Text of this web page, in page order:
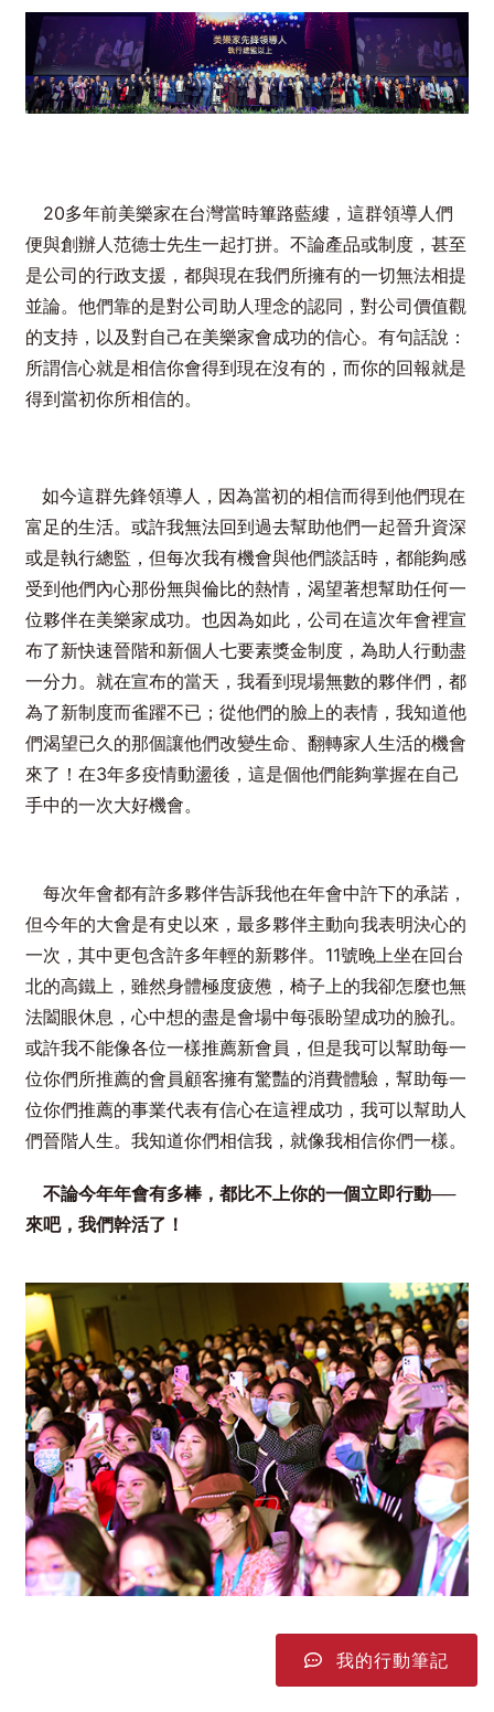
20多年前美樂家在台灣當時篳路藍縷，這群領導人們
便與創辦人范德士先生一起打拼。不論產品或制度，甚至
是公司的行政支援，都與現在我們所擁有的一切無法相提
並論。他們靠的是對公司助人理念的認同，對公司價值觀
的支持，以及對自己在美樂家會成功的信心。有句話說：
所謂信心就是相信你會得到現在沒有的，而你的回報就是
得到當初你所相信的。
如今這群先鋒領導人，因為當初的相信而得到他們現在
富足的生活。或許我無法回到過去幫助他們一起晉升資深
或是執行總監，但每次我有機會與他們談話時，都能夠感
受到他們內心那份無與倫比的熱情，渴望著想幫助任何一
位夥伴在美樂家成功。也因為如此，公司在這次年會裡宣
布了新快速晉階和新個人七要素獎金制度，為助人行動盡
一分力。就在宣布的當天，我看到現場無數的夥伴們，都
為了新制度而雀躍不已；從他們的臉上的表情，我知道他
們渴望已久的那個讓他們改變生命、翻轉家人生活的機會
來了！在3年多疫情動盪後，這是個他們能夠掌握在自己
手中的一次大好機會。
每次年會都有許多夥伴告訴我他在年會中許下的承諾，
但今年的大會是有史以來，最多夥伴主動向我表明決心的
一次，其中更包含許多年輕的新夥伴。11號晚上坐在回台
北的高鐵上，雖然身體極度疲憊，椅子上的我卻怎麼也無
法闔眼休息，心中想的盡是會場中每張盼望成功的臉孔。
或許我不能像各位一樣推薦新會員，但是我可以幫助每一
位你們所推薦的會員顧客擁有驚豔的消費體驗，幫助每一
位你們推薦的事業代表有信心在這裡成功，我可以幫助人
們晉階人生。我知道你們相信我，就像我相信你們一樣。
不論今年年會有多棒，都比不上你的一個立即行動──
來吧，我們幹活了！
我的行動筆記